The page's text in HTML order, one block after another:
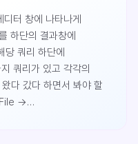
터 창에 나타나게
하단의 결과창에
당 쿼리 하단에
쿼리가 있고 각각의
다 갔다 하면서 봐야 할
File →